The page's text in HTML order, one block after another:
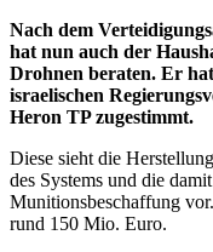
Nach dem
hat nun auch der
Drohnen beraten. Er
israelischen
Heron TP zugestimmt.
Diese sieht die
des Systems und die
Munitionsbeschaffung
rund 150 Mio. Euro.